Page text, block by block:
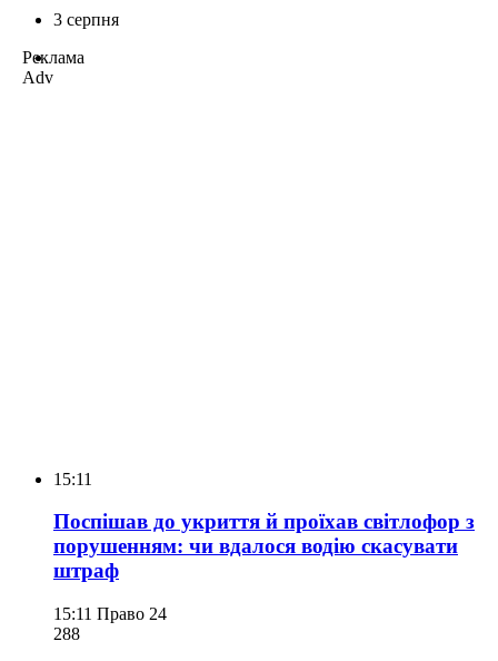
3 серпня
Реклама
Adv
15:11
Поспішав до укриття й проїхав світлофор з
порушенням: чи вдалося водію скасувати
штраф
15:11 Право 24
288